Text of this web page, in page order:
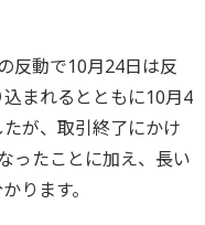
反動で10月24日は反
まれるとともに10月4
が、取引終了にかけ
ったことに加え、長い
ります。